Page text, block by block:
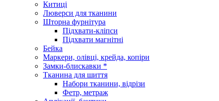
Китиці
Люверси для тканини
Шторна фурнітура
Підхвати-кліпси
Підхвати магнітні
Бейка
Маркери, олівці, крейда, копіри
Замки-блискавки *
Тканина для шиття
Набори тканини, відрізи
Фетр, метраж